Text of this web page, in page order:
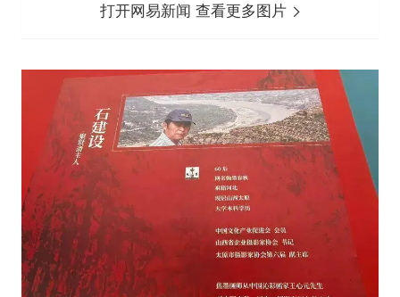
打开网易新闻 查看更多图片